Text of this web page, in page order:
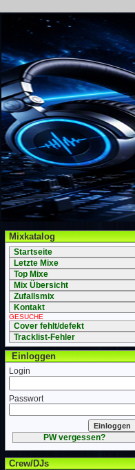
Mixkatalog
Startseite
Letzte Mixe
Top Mixe
Mix Übersicht
Zufallsmix
Kontakt
GESUCHE
Cover fehlt/defekt
Tracklist-Fehler
Einloggen
Login
Passwort
PW vergessen?
Crew/DJs